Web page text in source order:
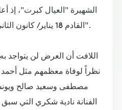
الشهيرة "العيال كبرت"، إذ
القادم 18 يناير/ كانون الثاني تحت اسم "العيال رجعت".
اللافت أن العرض لن يتواجد
نظراً لوفاة معظمهم مثل
مصطفى وسعيد صالح
الفنانة نادية شكري